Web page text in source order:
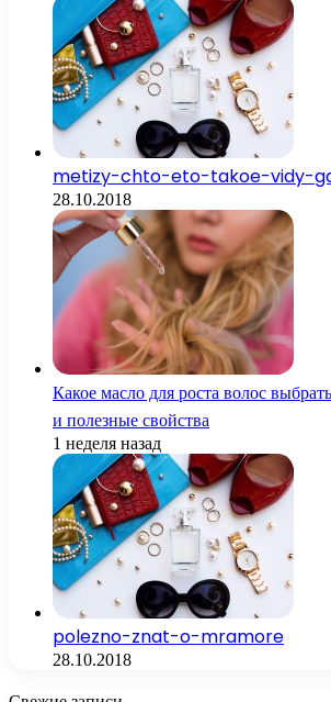
metizy-chto-eto-takoe-vidy-
28.10.2018
Какое масло для роста волос
и полезные свойства
1 неделя назад
polezno-znat-o-mramore
28.10.2018